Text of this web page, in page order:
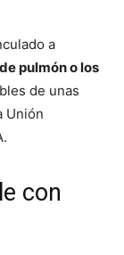
a
pulmón o los
de unas
Unión
con